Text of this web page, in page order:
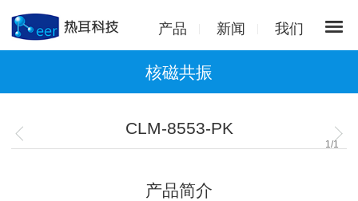
产品 新闻 我们
核磁共振
CLM-8553-PK
1 /1
产品简介